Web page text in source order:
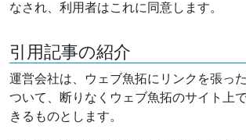
なされ、利用者はこれに同意します。
引用記事の紹介
運営会社は、ウェブ魚拓にリンクを張っ
ついて、断りなくウェブ魚拓のサイト上
きるものとします。